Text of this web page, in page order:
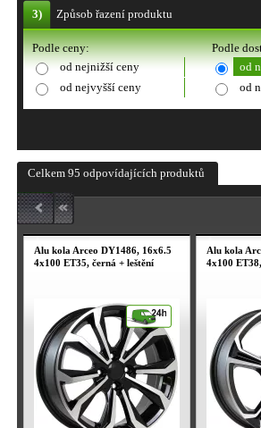
3) Způsob řazení produktu
Podle ceny: Podle
od nejnižší ceny
od
od nejvyšší ceny
od
Celkem 95 odpovídajících produktů
Alu kola Arceo DY1486, 16x6.5
4x100 ET35, černá + leštění
Alu kola
4x100